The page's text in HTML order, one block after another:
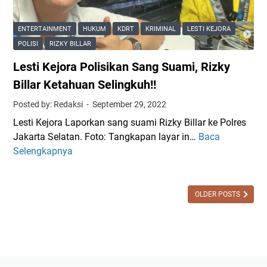
s
K
D
R
T
t
i
i
l
l
a
r
s
i
h
l
'
,
R
i
z
y
B
i
ENTERTAINMENT HUKUM KDRT KRIMINAL
LESTI KEJORA
POLISI
RIZKY BILLAR
Lesti Kejora Polisikan Sang Suami, Rizky
Billar Ketahuan Selingkuh!!
Posted by: Redaksi September 29, 2022
Lesti Kejora Laporkan sang suami Rizky Billar ke Polres
Jakarta Selatan. Foto: Tangkapan layar in… Baca
Selengkapnya
L
OLDER POSTS